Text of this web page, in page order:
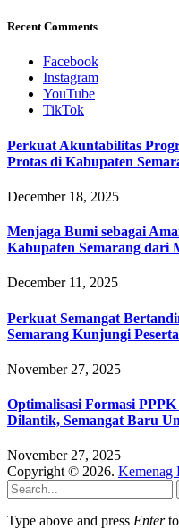
Recent Comments
Facebook
Instagram
YouTube
TikTok
Perkuat Akuntabilitas
Protas di Kabupaten
December 18, 2025
Menjaga Bumi sebagai
Kabupaten Semarang dari
December 11, 2025
Perkuat Semangat
Semarang Kunjungi
November 27, 2025
Optimalisasi Formasi
Dilantik, Semangat Baru
November 27, 2025
Copyright © 2026. Kemenag
Type above and press Enterto